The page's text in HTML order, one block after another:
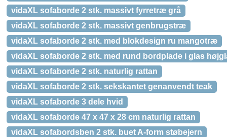
vidaXL sofaborde 2 stk. massivt fyrretræ grå
vidaXL sofaborde 2 stk. massivt genbrugstræ
vidaXL sofaborde 2 stk. med blokdesign ru mangotræ
vidaXL sofaborde 2 stk. med rund bordplade i glas
vidaXL sofaborde 2 stk. naturlig rattan
vidaXL sofaborde 2 stk. sekskantet genanvendt teak
vidaXL sofaborde 3 dele hvid
vidaXL sofaborde 47 x 47 x 28 cm naturlig rattan
vidaXL sofabordsben 2 stk. buet A-form støbejern